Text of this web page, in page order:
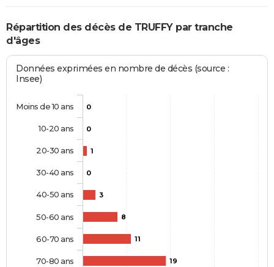
Répartition des décès de TRUFFY par tranche
d'âges
Données exprimées en nombre de décès (source :
Insee)
0
0
1
0
3
8
11
19
Moins de 10 ans
10-20 ans
20-30 ans
30-40 ans
40-50 ans
50-60 ans
60-70 ans
70-80 ans